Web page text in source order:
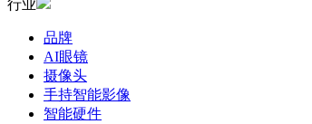
行业
品牌
AI眼镜
摄像头
手持智能影像
智能硬件